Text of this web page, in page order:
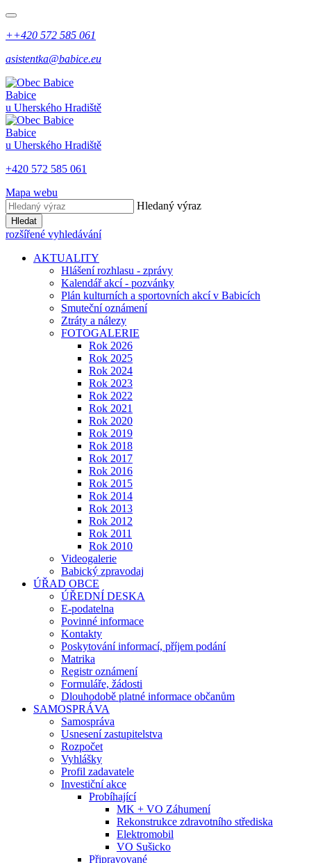
++420 572 585 061
asistentka@babice.eu
Babice
u Uherského Hradiště
Babice
u Uherského Hradiště
+420 572 585 061
Mapa webu
Hledaný výraz
Hledat
rozšířené vyhledávání
AKTUALITY
Hlášení rozhlasu - zprávy
Kalendář akcí - pozvánky
Plán kulturních a sportovních akcí v Babicích
Smuteční oznámení
Ztráty a nálezy
FOTOGALERIE
Rok 2026
Rok 2025
Rok 2024
Rok 2023
Rok 2022
Rok 2021
Rok 2020
Rok 2019
Rok 2018
Rok 2017
Rok 2016
Rok 2015
Rok 2014
Rok 2013
Rok 2012
Rok 2011
Rok 2010
Videogalerie
Babický zpravodaj
ÚŘAD OBCE
ÚŘEDNÍ DESKA
E-podatelna
Povinné informace
Kontakty
Poskytování informací, příjem podání
Matrika
Registr oznámení
Formuláře, žádosti
Dlouhodobě platné informace občanům
SAMOSPRÁVA
Samospráva
Usnesení zastupitelstva
Rozpočet
Vyhlášky
Profil zadavatele
Investiční akce
Probíhající
MK + VO Záhumení
Rekonstrukce zdravotního střediska
Elektromobil
VO Sušicko
Připravované